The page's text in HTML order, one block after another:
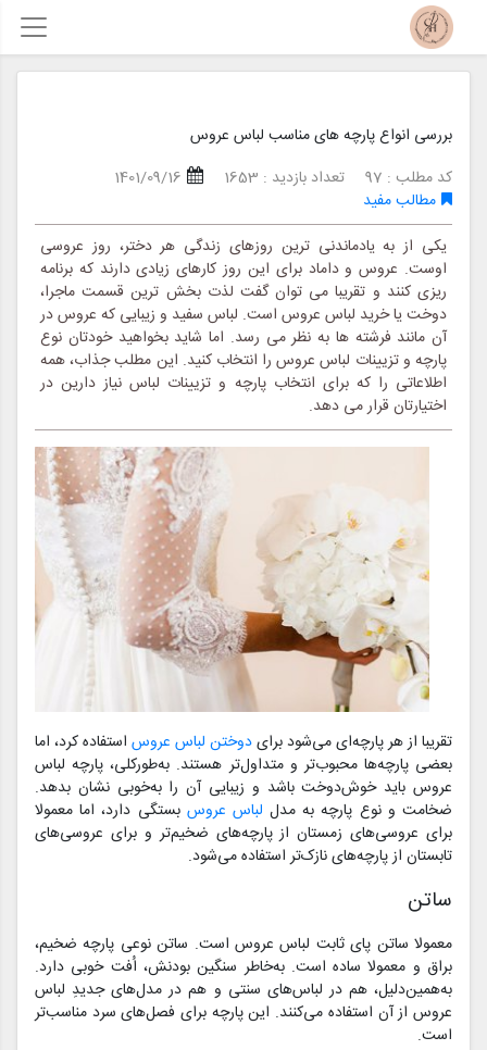
بررسی انواع پارچه های مناسب لباس عروس
کد مطلب : 97
تعداد بازدید : 1653
1401/09/16
مطالب مفید
یکی از به یادماندنی ترین روزهای زندگی هر دختر، روز عروسی
اوست. عروس و داماد برای این روز کارهای زیادی دارند که برنامه
ریزی کنند و تقریبا می توان گفت لذت بخش ترین قسمت ماجرا،
دوخت یا خرید لباس عروس است. لباس سفید و زیبایی که عروس در
آن مانند فرشته ها به نظر می رسد. اما شاید بخواهید خودتان نوع
پارچه و تزیینات لباس عروس را انتخاب کنید. این مطلب جذاب، همه
اطلاعاتی را که برای انتخاب پارچه و تزیینات لباس نیاز دارین در
اختیارتان قرار می دهد.
تقریبا از هر پارچه‌ای می‌شود برایدوختن لباس عروس استفاده کرد، اما
بعضی پارچه‌ها محبوب‌تر و متداول‌تر هستند. به‌طورکلی، پارچه لباس
عروس باید خوش‌دوخت باشد و زیبایی آن را به‌خوبی نشان بدهد.
ضخامت و نوع پارچه به مدل لباس عروس بستگی دارد، اما معمولا
برای عروسی‌های زمستان از پارچه‌های ضخیم‌تر و برای عروسی‌های
تابستان از پارچه‌های نازک‌تر استفاده می‌شود.
ساتن
معمولا ساتن پای ثابت لباس عروس است. ساتن نوعی پارچه ضخیم،
براق و معمولا ساده است. به‌خاطر سنگین بودنش، اُفت خوبی دارد.
به‌همین‌دلیل، هم در لباس‌های سنتی و هم در مدل‌های جدیدِ لباس
عروس از آن استفاده می‌کنند. این پارچه برای فصل‌های سرد مناسب‌تر
است.